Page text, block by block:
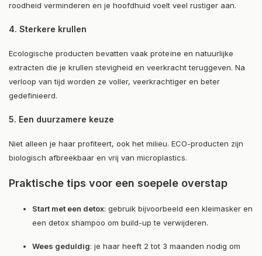
roodheid verminderen en je hoofdhuid voelt veel rustiger aan.
4. Sterkere krullen
Ecologische producten bevatten vaak proteïne en natuurlijke
extracten die je krullen stevigheid en veerkracht teruggeven. Na
verloop van tijd worden ze voller, veerkrachtiger en beter
gedefinieerd.
5. Een duurzamere keuze
Niet alleen je haar profiteert, ook het milieu. ECO-producten zijn
biologisch afbreekbaar en vrij van microplastics.
Praktische tips voor een soepele overstap
Start met een detox: gebruik bijvoorbeeld een kleimasker en
een detox shampoo om build-up te verwijderen.
Wees geduldig: je haar heeft 2 tot 3 maanden nodig om